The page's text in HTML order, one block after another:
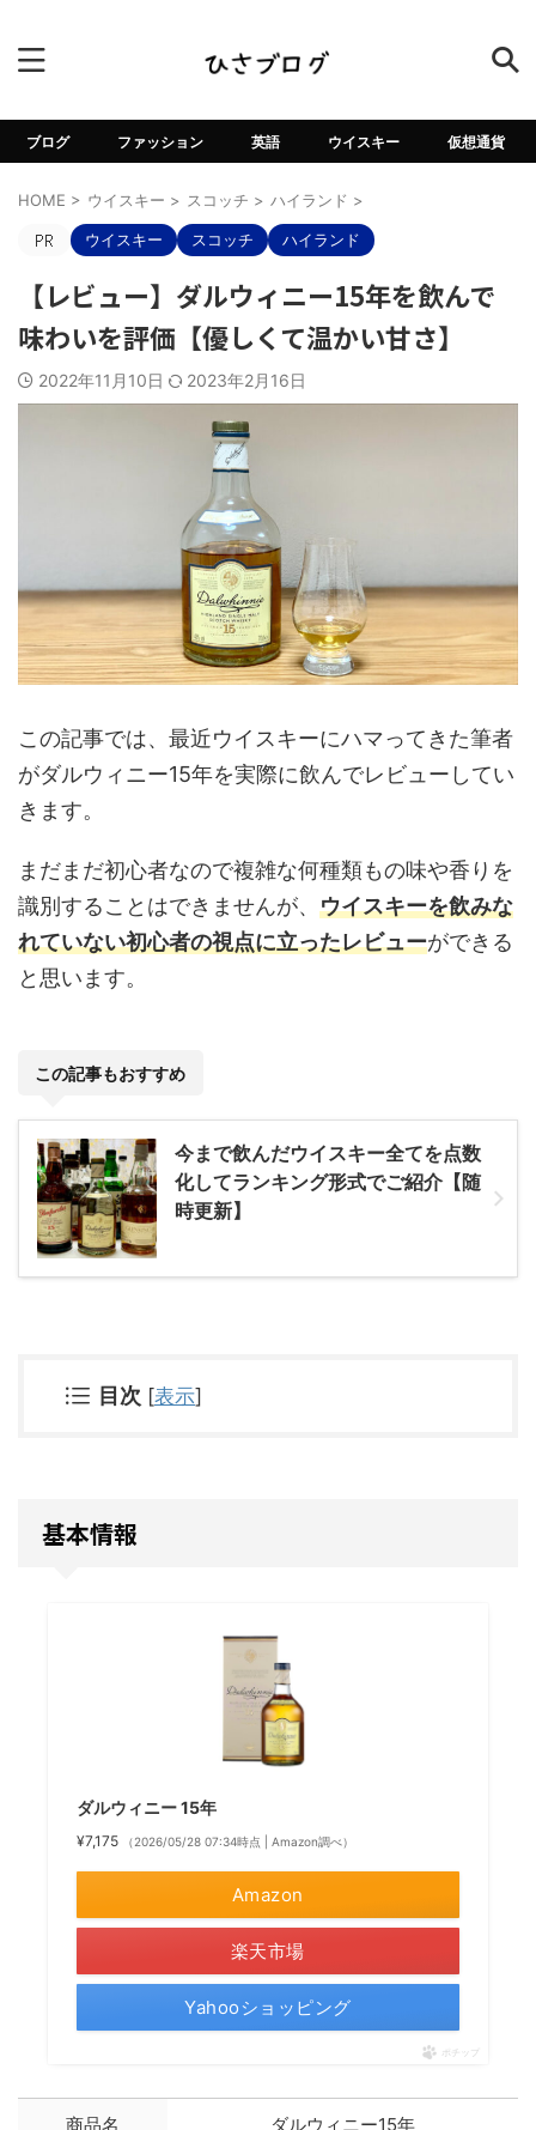
ブログ ファッション 英語 ウイスキー 仮想通貨
HOME > ウイスキー > スコッチ > ハイランド >
ウイスキー スコッチ ハイランド
【レビュー】ダルウィニー15年を飲んで
味わいを評価【優しくて温かい甘さ】
2022年11月10日 2023年2月16日
この記事では、最近ウイスキーにハマってきた筆者
がダルウィニー15年を実際に飲んでレビューしてい
きます。
まだまだ初心者なので複雑な何種類もの味や香りを
識別することはできませんが、 ウイスキーを飲みな
れていない初心者の視点に立ったレビューができる
と思います。
この記事もおすすめ
今まで飲んだウイスキー全てを点数
化してランキング形式でご紹介【随
時更新】
目次 [表示]
基本情報
ダルウィニー 15年
¥7,175 （2026/05/28 07:34時点 | Amazon調べ）
Amazon
楽天市場
Yahooショッピング
ポチップ
商品名 ダルウィニー15年